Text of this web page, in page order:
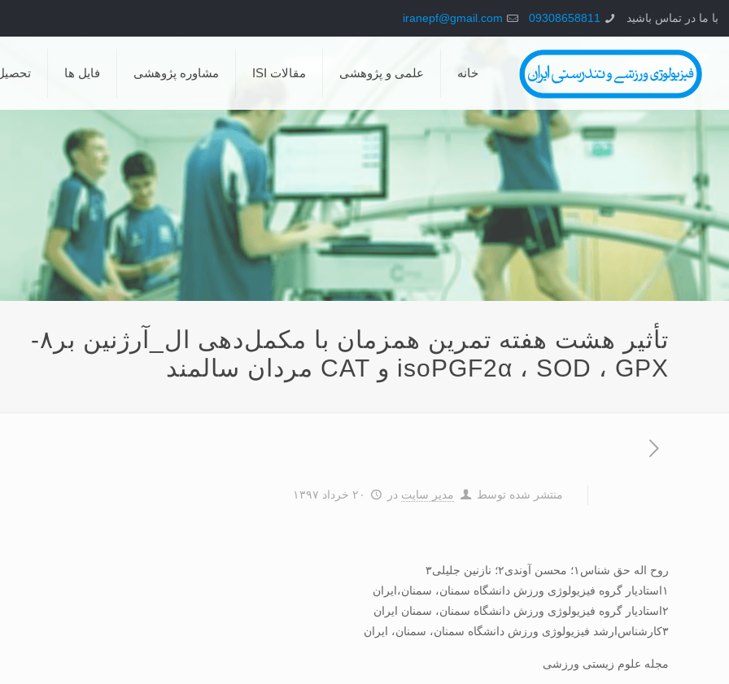
با ما در تماس باشید 09308658811
iranepf@gmail.com
خانه علمی و پژوهشی مقالات ISI مشاوره پژوهشی فایل ها
تأثیر هشت هفته تمرین همزمان با مکمل‌دهی ال_آرژنین بر۸-
isoPGF2α ، SOD ، GPX و CAT مردان سالمند
منتشر شده توسط مدیر سایت در ۲۰ خرداد ۱۳۹۷
روح اله حق شناس۱؛ محسن آوندی۲؛ نازنین جلیلی۳
۱استادیار گروه فیزیولوژی ورزش دانشگاه سمنان، سمنان،ایران
۲استادیار گروه فیزیولوژی ورزش دانشگاه سمنان، سمنان ایران
۳کارشناس‌ارشد فیزیولوژی ورزش دانشگاه سمنان، سمنان، ایران
مجله علوم زیستی ورزشی